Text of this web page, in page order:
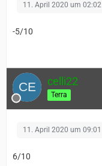
11. April 2020 um 02:02
-5/10
celli22
Terra
11. April 2020 um 09:01
6/10